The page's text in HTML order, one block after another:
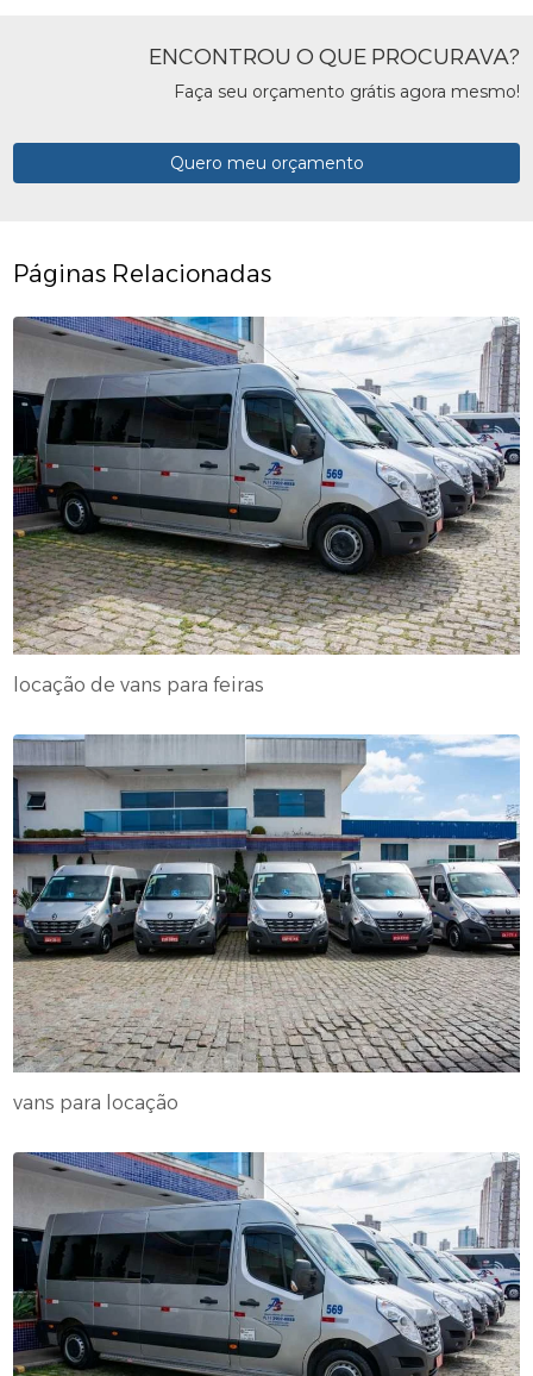
ENCONTROU O QUE PROCURAVA?
Faça seu orçamento grátis agora mesmo!
Quero meu orçamento
Páginas Relacionadas
locação de vans para feiras
vans para locação